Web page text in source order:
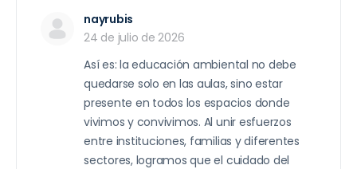
nayrubis
24 de julio de 2026
Así es: la educación ambiental no debe
quedarse solo en las aulas, sino estar
presente en todos los espacios donde
vivimos y convivimos. Al unir esfuerzos
entre instituciones, familias y diferentes
sectores, logramos que el cuidado del